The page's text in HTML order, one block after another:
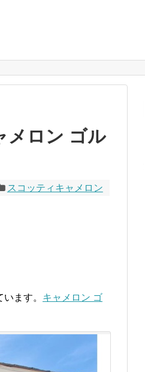
メロン ゴル
スコッティキャメロン
ます。 キャメロン ゴ